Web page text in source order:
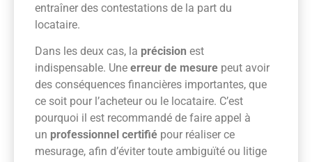
entraîner des contestations de la part du
locataire.
Dans les deux cas, la précision est
indispensable. Une erreur de mesure peut avoir
des conséquences financières importantes, que
ce soit pour l’acheteur ou le locataire. C’est
pourquoi il est recommandé de faire appel à
un professionnel certifié pour réaliser ce
mesurage, afin d’éviter toute ambiguïté ou litige